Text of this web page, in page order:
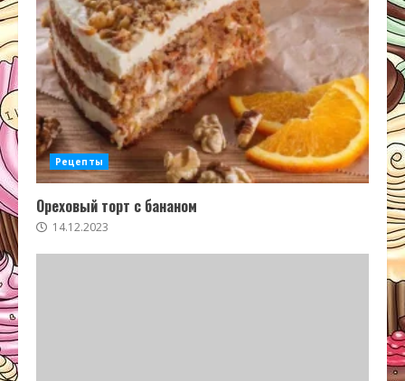
Рецепты
Ореховый торт с бананом
14.12.2023